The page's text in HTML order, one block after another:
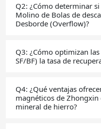
Q2: ¿Cómo determinar
Molino de Bolas de
Desborde (Overflow)?
Q3: ¿Cómo optimizan
SF/BF) la tasa de
Q4: ¿Qué ventajas
magnéticos de
mineral de hierro?